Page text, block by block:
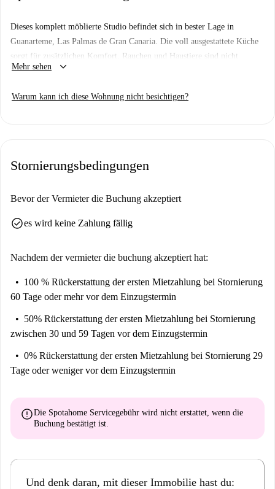
Dieses komplett möblierte Studio befindet sich in bester Lage in
Guanarteme, Las Palmas de Gran Canaria. Die voll ausgestattete Küche
sorgt für zusätzlichen Komfort. Rauchen und Haustiere sind nicht
gestattet. WLAN ist kostenlos verfügbar. Obwohl diese Immobilie nicht
Vermieter ein strenges Überprüfungsverfahren, um hohe Standards zu
Restaurante. Die Gegend ist reich an kulturellen Sehenswürdigkeiten wie
Besuchen Sie auch die Webcam Las Palmas. Entdecken Sie alles, was
Mehr sehen keyboard_arrow_down
Warum kann ich diese Wohnung nicht besichtigen?
Stornierungsbedingungen
Bevor der Vermieter die Buchung akzeptiert
check_circlees wird keine Zahlung fällig
Nachdem der vermieter die buchung akzeptiert hat:
100 % Rückerstattung der ersten Mietzahlung bei Stornierung
60 Tage oder mehr vor dem Einzugstermin
50% Rückerstattung der ersten Mietzahlung bei Stornierung
zwischen 30 und 59 Tagen vor dem Einzugstermin
0% Rückerstattung der ersten Mietzahlung bei Stornierung 29
Tage oder weniger vor dem Einzugstermin
errorDie Spotahome Servicegebühr wird nicht erstattet, wenn die
Buchung bestätigt ist.
Und denk daran, mit dieser Immobilie hast du: